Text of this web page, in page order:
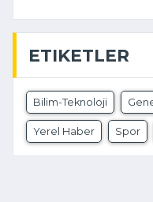
ETIKETLER
Bilim-Teknoloji
Yerel Haber Spor